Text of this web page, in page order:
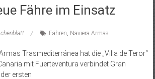
Fähre im Einsatz
Fähren Naviera Armas
Trasmediterránea hat die „Villa de Teror“
mit Fuerteventura verbindet Gran
ersten